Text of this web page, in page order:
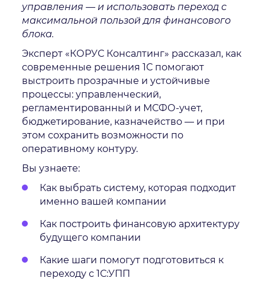
управления — и использовать переход с
максимальной пользой для финансового
блока.
Эксперт «КОРУС Консалтинг» рассказал, как
современные решения 1С помогают
выстроить прозрачные и устойчивые
процессы: управленческий,
регламентированный и МСФО-учет,
бюджетирование, казначейство — и при
этом сохранить возможности по
оперативному контуру.
Вы узнаете:
Как выбрать систему, которая подходит
именно вашей компании
Как построить финансовую архитектуру
будущего компании
Какие шаги помогут подготовиться к
переходу с 1С:УПП
обязательноперезвоним еще раз!